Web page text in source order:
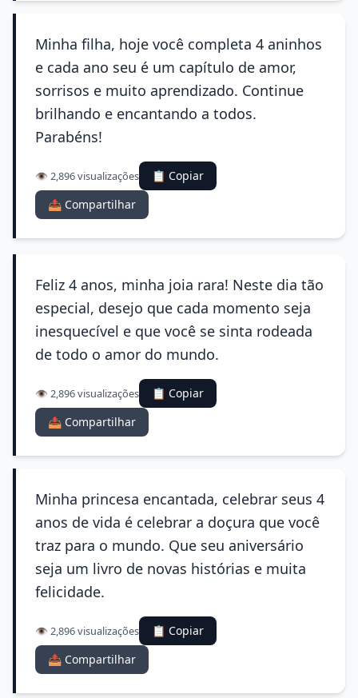
Minha filha, hoje você completa 4 aninhos
e cada ano seu é um capítulo de amor,
sorrisos e muito aprendizado. Continue
brilhando e encantando a todos.
Parabéns!
👁️ 2,896 visualizações
📋 Copiar
📤 Compartilhar
Feliz 4 anos, minha joia rara! Neste dia tão
especial, desejo que cada momento seja
inesquecível e que você se sinta rodeada
de todo o amor do mundo.
👁️ 2,896 visualizações
📋 Copiar
📤 Compartilhar
Minha princesa encantada, celebrar seus 4
anos de vida é celebrar a doçura que você
traz para o mundo. Que seu aniversário
seja um livro de novas histórias e muita
felicidade.
👁️ 2,896 visualizações
📋 Copiar
📤 Compartilhar